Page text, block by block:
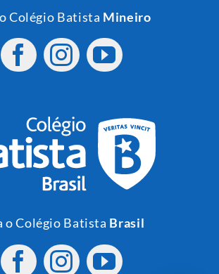
Colégio Batista Mineiro
o Colégio Batista Brasil